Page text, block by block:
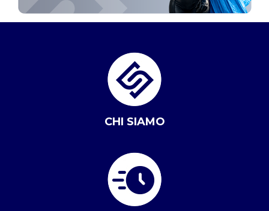
CHI SIAMO